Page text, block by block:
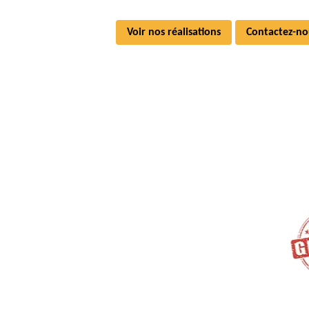
Voir nos réalisations Contactez-